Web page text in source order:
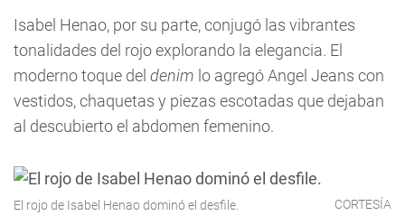
Isabel Henao, por su parte, conjugó las vibrantes
tonalidades del rojo explorando la elegancia. El
moderno toque del denim lo agregó Angel Jeans con
vestidos, chaquetas y piezas escotadas que dejaban
al descubierto el abdomen femenino.
El rojo de Isabel Henao dominó el desfile. CORTESÍA